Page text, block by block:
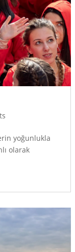
yoğunlukla
olarak